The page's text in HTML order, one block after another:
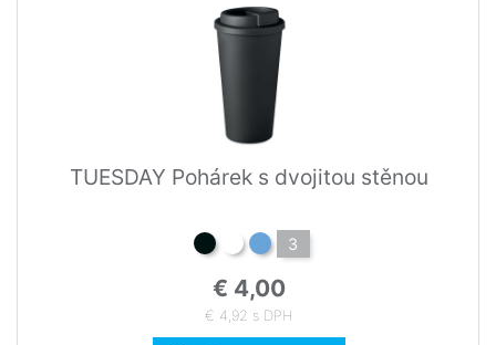
TUESDAY Pohárek s dvojitou stěnou
3
€ 4,00
€ 4,92 s DPH